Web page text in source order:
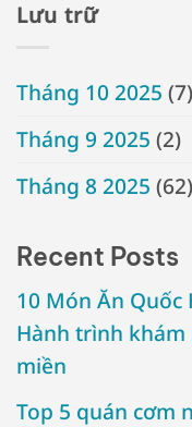
Lưu trữ
Tháng 10 2025 (7)
Tháng 9 2025 (2)
Tháng 8 2025 (62)
Recent Posts
10 Món Ăn Quốc
Hành trình
miền
Top 5 quán cơm